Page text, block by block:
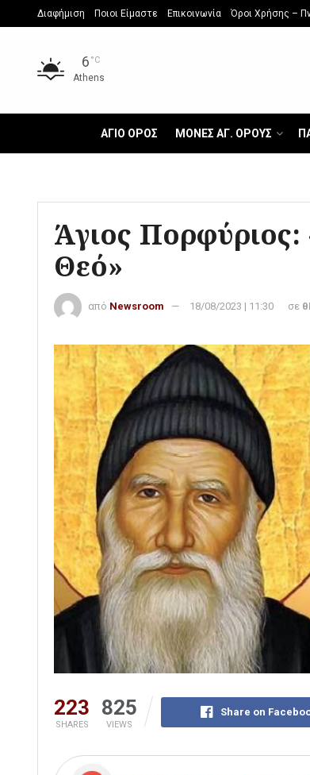
Διαφήμιση Ποιοι Είμαστε Επικοινωνία Όροι Χρήσης –
6 °C
Athens
ΑΓΙΟ ΟΡΟΣ ΜΟΝΕΣ ΑΓ. ΟΡΟΥΣ
Άγιος
Θεό»
από Newsroom 18/08/2023 | 11:30 σε
223
SHARES
825
VIEWS
Share on